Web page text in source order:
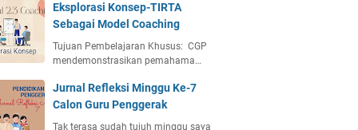
Eksplorasi Konsep-TIRTA
Sebagai Model Coaching
Tujuan Pembelajaran Khusus: CGP
mendemonstrasikan pemahama…
Jurnal Refleksi Minggu Ke-7
Calon Guru Penggerak
Tak terasa sudah tujuh minggu saya